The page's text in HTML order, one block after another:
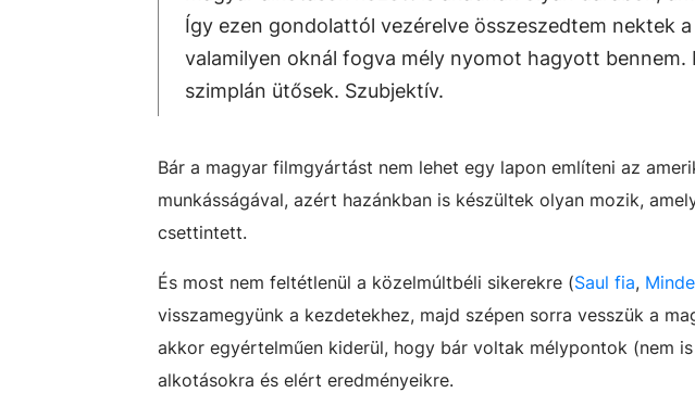
Így ezen gondolattól vezérelve összeszedtem nektek
valamilyen oknál fogva mély nyomot hagyott bennem.
szimplán ütősek. Szubjektív.
Bár a magyar filmgyártást nem lehet egy lapon említeni az
munkásságával, azért hazánkban is készültek olyan mozik,
csettintett.
És most nem feltétlenül a közelmúltbéli sikerekre (Saul fia,
visszamegyünk a kezdetekhez, majd szépen sorra vesszük a
akkor egyértelműen kiderül, hogy bár voltak mélypontok (nem
alkotásokra és elért eredményeikre.